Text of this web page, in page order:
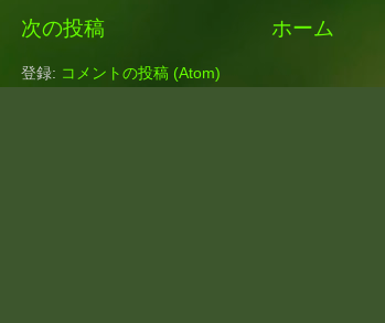
次の投稿 ホーム
登録: コメントの投稿 (Atom)